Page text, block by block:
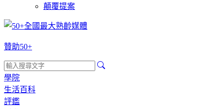
顛覆提案
贊助50+
學院
生活百科
評鑑